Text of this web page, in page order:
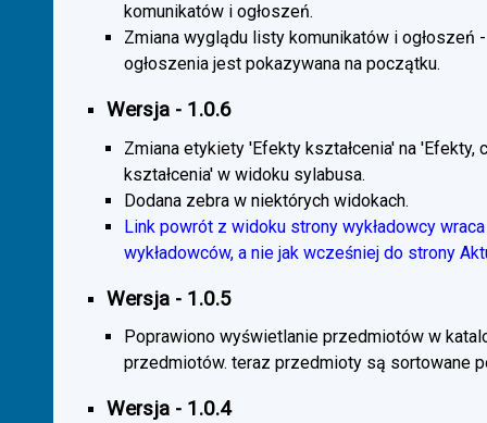
komunikatów i ogłoszeń.
Zmiana wyglądu listy komunikatów i ogłoszeń
ogłoszenia jest pokazywana na początku.
Wersja - 1.0.6
Zmiana etykiety 'Efekty kształcenia' na 'Efekty,
kształcenia' w widoku sylabusa.
Dodana zebra w niektórych widokach.
Link powrót z widoku strony wykładowcy
wykładowców, a nie jak wcześniej do strony
Wersja - 1.0.5
Poprawiono wyświetlanie przedmiotów w
przedmiotów. teraz przedmioty są sortowane
Wersja - 1.0.4